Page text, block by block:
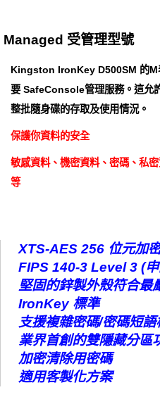
Managed 受管理型號
Kingston IronKey D500SM 的M
要 SafeConsole管理服務。這允
整批隨身碟的存取及使用情況。
保護你資料的安全
敏感資料、機密資料、密碼、私
等
XTS-AES 256 位元加
FIPS 140-3 Level 3 (
堅固的鋅製外殼符合
IronKey 標準
支援複雜密碼/密碼短
業界首創的雙隱藏分區
加密清除用密碼
適用客製化方案